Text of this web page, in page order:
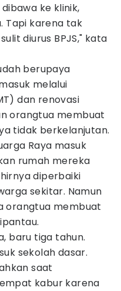
ke klinik,
Tapi karena tak
diurus BPJS," kata
berupaya
melalui
dan renovasi
orangtua membuat
tidak berkelanjutan.
Raya masuk
rumah mereka
diperbaiki
sekitar. Namun
orangtua membuat
baru tiga tahun.
sekolah dasar.
saat
kabur karena